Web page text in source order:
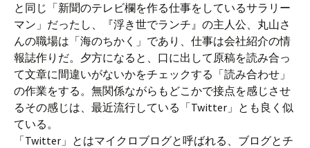
と同じ「新聞のテレビ欄を作る仕事をしているサラリー
マン」だったし、『浮き世でランチ』の主人公、丸山さ
んの職場は「海のちかく」であり、仕事は会社紹介の情
報誌作りだ。夕方になると、口に出して原稿を読み合っ
て文章に間違いがないかをチェックする「読み合わせ」
の作業をする。無関係ながらもどこかで接点を感じさせ
るその感じは、最近流行している「Twitter」とも良く似
ている。
「Twitter」とはマイクロブログと呼ばれる、ブログとチ